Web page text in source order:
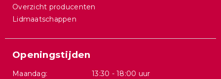
Overzicht producenten
Lidmaatschappen
Openingstijden
Maandag:
13:30 - 18:00 uur